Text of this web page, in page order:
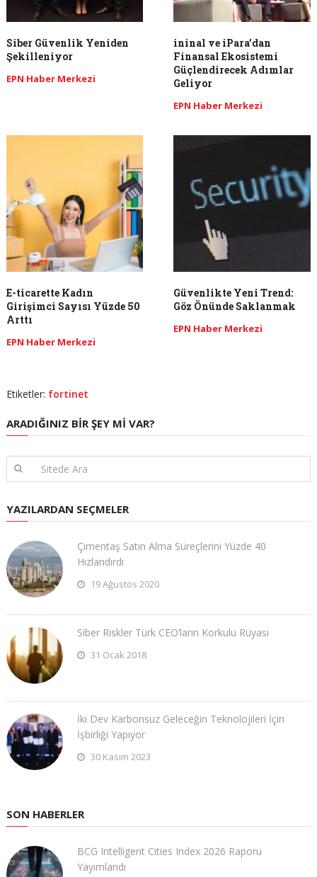
Siber Güvenlik Yeniden
Şekilleniyor
EPN Haber Merkezi
ininal ve iPara’dan
Finansal Ekosistemi
Güçlendirecek Adımlar
Geliyor
EPN Haber Merkezi
E-ticarette Kadın
Girişimci Sayısı Yüzde 50
Arttı
EPN Haber Merkezi
Güvenlikte Yeni Trend:
Göz Önünde Saklanmak
EPN Haber Merkezi
Etiketler: fortinet
ARADIĞINIZ BIR ŞEY MI VAR?
YAZILARDAN SEÇMELER
Çimentaş Satın Alma Süreçlerini Yüzde 40
Hızlandırdı
19 Ağustos 2020
Siber Riskler Türk CEO’ların Korkulu Rüyası
31 Ocak 2018
İki Dev Karbonsuz Geleceğin Teknolojileri İçin
İşbirliği Yapıyor
30 Kasım 2023
SON HABERLER
BCG Intelligent Cities Index 2026 Raporu
Yayımlandı